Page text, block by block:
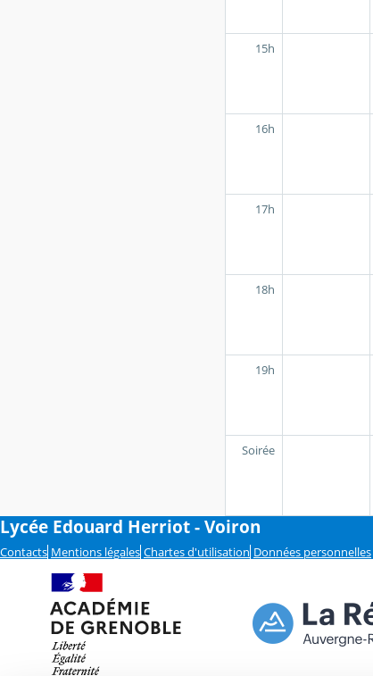
15h
16h
17h
18h
19h
Soirée
Lycée Edouard Herriot - Voiron
Contacts Mentions légales Chartes d'utilisation Données personnelles